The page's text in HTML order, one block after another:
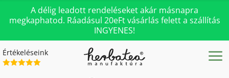
A délig leadott rendeléseket akár másnapra
megkaphatod. Ráadásul 20eFt vásárlás felett a szállítás
INGYENES!
Értékeléseink